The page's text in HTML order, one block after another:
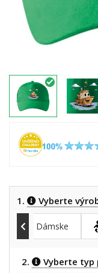
1. Vyberte
Dámske
2. Vyberte typ